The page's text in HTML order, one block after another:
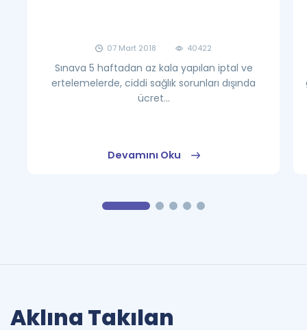
07 Mart 2018 40422
Sınava 5 haftadan az kala yapılan iptal ve
ertelemelerde, ciddi sağlık sorunları dışında
ücret...
Devamını Oku
Aklına Takılan